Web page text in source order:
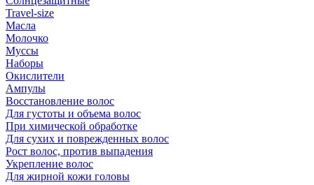
Travel-size
Масла
Молочко
Муссы
Наборы
Окислители
Ампулы
Восстановление волос
Для густоты и объема волос
При химической обработке
Для сухих и поврежденных волос
Рост волос, против выпадения
Укрепление волос
Для жирной кожи головы